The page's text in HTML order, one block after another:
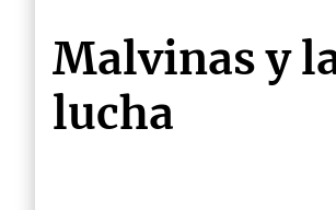
Malvinas y
lucha